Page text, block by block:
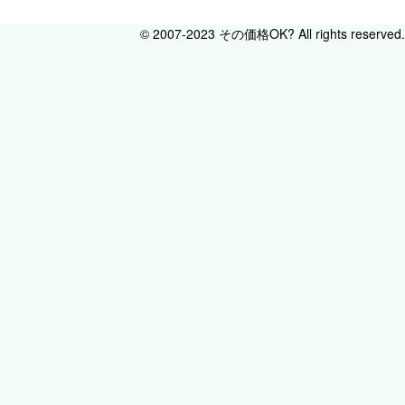
© 2007-2023 その価格OK? All rights reserved.